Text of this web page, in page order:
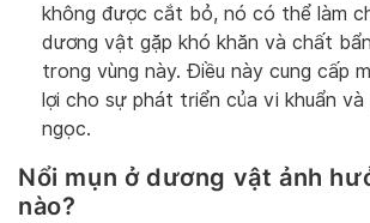
không được cắt bỏ, nó có thể làm
dương vật gặp khó khăn và chất
trong vùng này. Điều này cung cấp
lợi cho sự phát triển của vi khuẩn
ngọc.
Nổi mụn ở dương vật ảnh
nào?